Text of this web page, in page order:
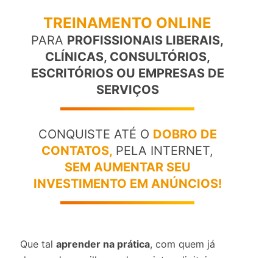
TREINAMENTO ONLINE
PARA PROFISSIONAIS LIBERAIS,
CLÍNICAS, CONSULTÓRIOS,
ESCRITÓRIOS OU EMPRESAS DE
SERVIÇOS
CONQUISTE ATÉ O DOBRO DE
CONTATOS, PELA INTERNET,
SEM AUMENTAR SEU
INVESTIMENTO EM ANÚNCIOS!
Que tal aprender na prática, com quem já